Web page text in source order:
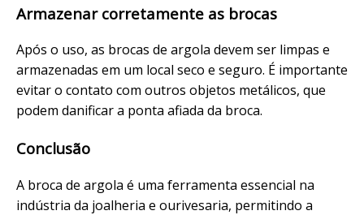
Armazenar corretamente as brocas
Após o uso, as brocas de argola devem ser limpas e
armazenadas em um local seco e seguro. É importante
evitar o contato com outros objetos metálicos, que
podem danificar a ponta afiada da broca.
Conclusão
A broca de argola é uma ferramenta essencial na
indústria da joalheria e ourivesaria, permitindo a